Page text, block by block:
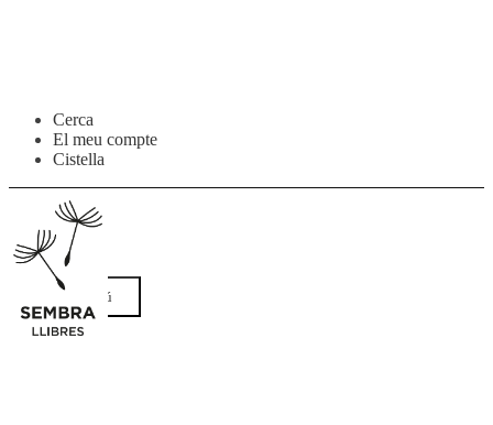
Salta
navegació
contingut
Cerca
El meu compte
Cistella
Menú